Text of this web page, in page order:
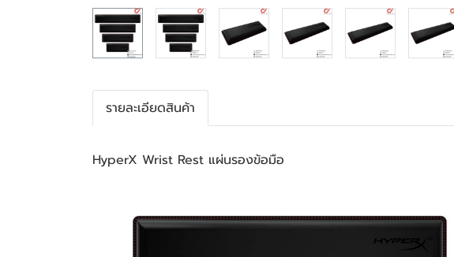
รายละเอียดสินค้า
HyperX Wrist Rest แผ่นรองข้อมือ